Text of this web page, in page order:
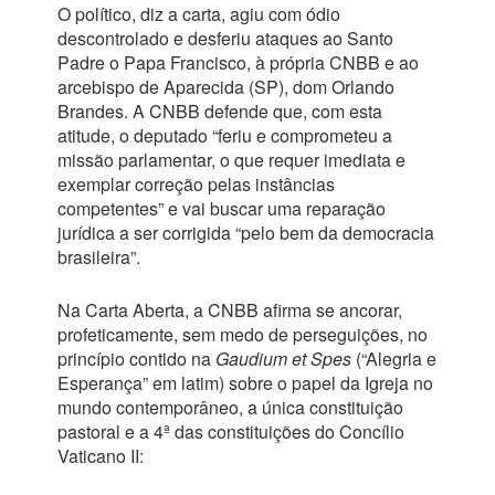
O político, diz a carta, agiu com ódio
descontrolado e desferiu ataques ao Santo
Padre o Papa Francisco, à própria CNBB e ao
arcebispo de Aparecida (SP), dom Orlando
Brandes. A CNBB defende que, com esta
atitude, o deputado “feriu e comprometeu a
missão parlamentar, o que requer imediata e
exemplar correção pelas instâncias
competentes” e vai buscar uma reparação
jurídica a ser corrigida “pelo bem da democracia
brasileira”.
Na Carta Aberta, a CNBB afirma se ancorar,
profeticamente, sem medo de perseguições, no
princípio contido na Gaudium et Spes(“Alegria e
Esperança” em latim) sobre o papel da Igreja no
mundo contemporâneo, a única constituição
pastoral e a 4ª das constituições do Concílio
Vaticano II: